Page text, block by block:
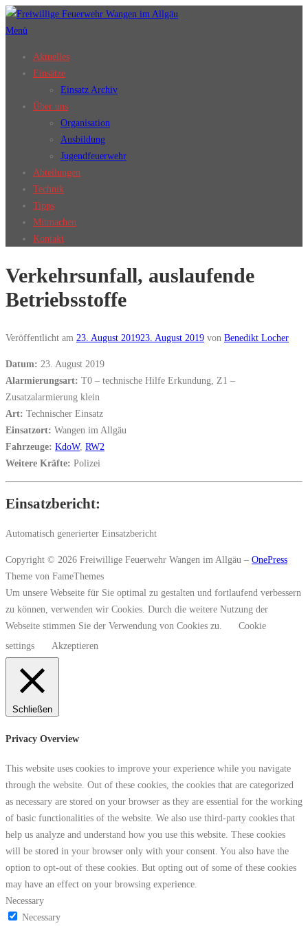
Zum
Inhalt
Menü
Aktuelles
Einsätze
Einsatz Archiv
Über uns
Organisation
Ausbildung
Jugendfeuerwehr
Abteilungen
Technik
Tipps
Mitmachen
Kontakt
Verkehrsunfall, auslaufende
Betriebsstoffe
Veröffentlicht am 23. August 201923. August 2019 von Benedikt Locher
Datum: 23. August 2019
Alarmierungsart: T0 – technische Hilfe Erkundung, Z1 –
Zusatzalarmierung klein
Art: Technischer Einsatz
Einsatzort: Wangen im Allgäu
Fahrzeuge: KdoW, RW2
Weitere Kräfte: Polizei
Einsatzbericht:
Automatisch generierter Einsatzbericht
Copyright © 2026 Freiwillige Feuerwehr Wangen im Allgäu – OnePress
Theme von FameThemes
Um unsere Webseite für Sie optimal zu gestalten und fortlaufend verbessern
zu können, verwenden wir Cookies. Durch die weitere Nutzung der
Webseite stimmen Sie der Verwendung von Cookies zu.
Cookie
settings
Akzeptieren
Schließen
Privacy Overview
This website uses cookies to improve your experience while you navigate
through the website. Out of these cookies, the cookies that are categorized
as necessary are stored on your browser as they are essential for the working
of basic functionalities of the website. We also use third-party cookies that
help us analyze and understand how you use this website. These cookies
will be stored in your browser only with your consent. You also have the
option to opt-out of these cookies. But opting out of some of these cookies
may have an effect on your browsing experience.
Necessary
Necessary